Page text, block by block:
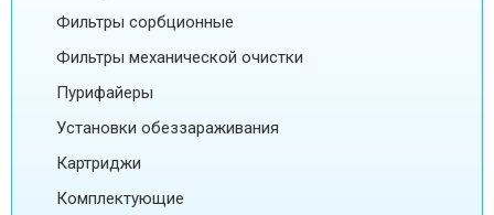
Фильтры сорбционные
Фильтры механической очистки
Пурифайеры
Установки обеззараживания
Картриджи
Комплектующие